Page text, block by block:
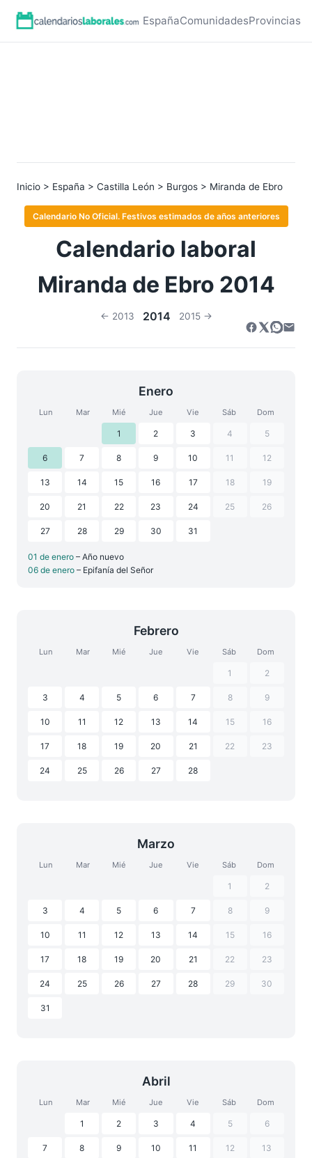
EspañaComunidadesProvincias
Inicio > España > Castilla León > Burgos > Miranda de Ebro
Calendario No Oficial. Festivos estimados de años anteriores
Calendario laboral
Miranda de Ebro 2014
← 2013 2014 2015 →
Enero
Lun Mar Mié Jue Vie Sáb Dom
1 2 3 4 5
6 7 8 9 10 11 12
13 14 15 16 17 18 19
20 21 22 23 24 25 26
27 28 29 30 31
01 de enero – Año nuevo
06 de enero – Epifanía del Señor
Febrero
Lun Mar Mié Jue Vie Sáb Dom
1 2
3 4 5 6 7 8 9
10 11 12 13 14 15 16
17 18 19 20 21 22 23
24 25 26 27 28
Marzo
Lun Mar Mié Jue Vie Sáb Dom
1 2
3 4 5 6 7 8 9
10 11 12 13 14 15 16
17 18 19 20 21 22 23
24 25 26 27 28 29 30
31
Abril
Lun Mar Mié Jue Vie Sáb Dom
1 2 3 4 5 6
7 8 9 10 11 12 13